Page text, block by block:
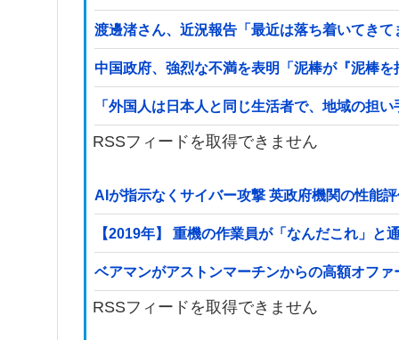
渡邊渚さん、近況報告「最近は落ち着いてきて
中国政府、強烈な不満を表明「泥棒が『泥棒
「外国人は日本人と同じ生活者で、地域の担
RSSフィードを取得できません
AIが指示なくサイバー攻撃 英政府機関の性能
【2019年】 重機の作業員が「なんだこれ」
ベアマンがアストンマーチンからの高額オフ
RSSフィードを取得できません